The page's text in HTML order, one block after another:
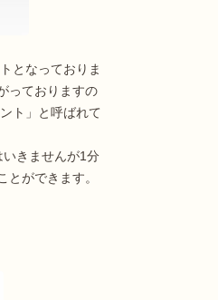
となっておりま
っておりますの
ト」と呼ばれて
きませんが1分
ができます。